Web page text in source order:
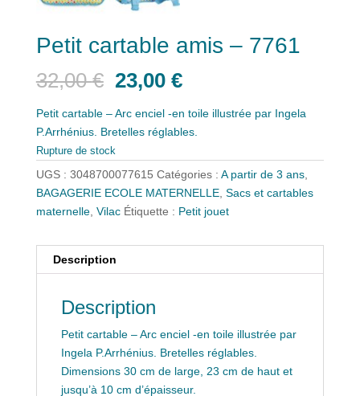
Petit cartable amis – 7761
32,00€ Le
prix
initial
était :
32,00 €.
23,00 €Le
actuel
est :
23,00 €.
Petit cartable – Arc enciel -en toile illustrée par Ingela
P.Arrhénius. Bretelles réglables.
Rupture de stock
UGS : 3048700077615 Catégories : A partir de 3 ans,
BAGAGERIE ECOLE MATERNELLE, Sacs et cartables
maternelle, Vilac Étiquette : Petit jouet
Description
Description
Petit cartable – Arc enciel -en toile illustrée par
Ingela P.Arrhénius. Bretelles réglables.
Dimensions 30 cm de large, 23 cm de haut et
jusqu’à 10 cm d’épaisseur.